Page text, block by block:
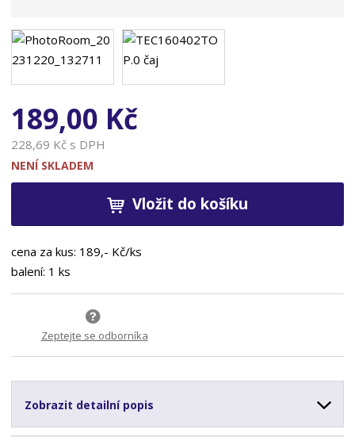
189,00 Kč
228,69 Kč s DPH
NENÍ SKLADEM
Vložit do košíku
cena za kus: 189,- Kč/ks
balení: 1 ks
Zeptejte se odborníka
Zobrazit detailní popis